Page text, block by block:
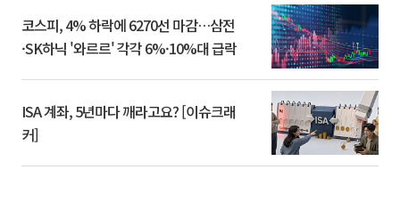
코스피, 4% 하락에 6270선 마감…삼전
·SK하닉 '와르르' 각각 6%·10%대 급락
ISA 계좌, 5년마다 깨라고요? [이슈크래
커]